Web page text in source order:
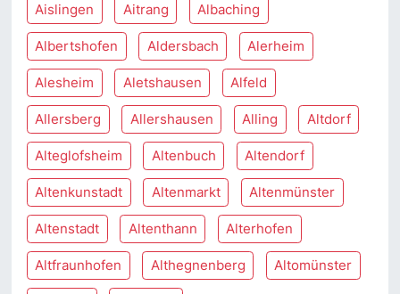
Aislingen Aitrang Albaching
Albertshofen Aldersbach Alerheim
Alesheim Aletshausen Alfeld
Allersberg Allershausen Alling Altdorf
Alteglofsheim Altenbuch Altendorf
Altenkunstadt Altenmarkt Altenmünster
Altenstadt Altenthann Alterhofen
Altfraunhofen Althegnenberg Altomünster